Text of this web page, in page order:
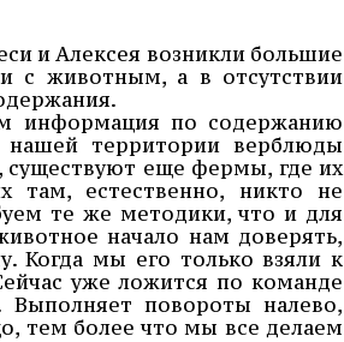
и Алексея возникли большие
с животным, а в отсутствии
информация по содержанию
территории верблюды
существуют еще фермы, где их
там, естественно, никто не
те же методики, что и для
начало нам доверять,
Когда мы его только взяли к
уже ложится по команде
Выполняет повороты налево,
тем более что мы все делаем